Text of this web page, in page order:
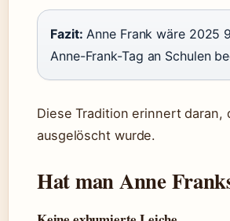
Fazit: Anne Frank wäre 2025
Anne-Frank-Tag an Schulen
Diese Tradition erinnert daran,
ausgelöscht wurde.
Hat man Anne